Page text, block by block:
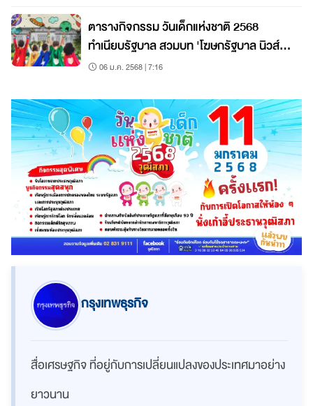
ตารางกิจกรรม วันเด็กแห่งชาติ 2568
ทำเนียบรัฐบาล สวมบท 'โฆษกรัฐบาล นิวส์
จิ๋ว'06 ม.ค. 2568 | 7:16
กรุงเทพธุรกิจ
สื่อเศรษฐกิจ ที่อยู่กับการเปลี่ยนแปลงของประเทศมาอย่าง
ยาวนาน